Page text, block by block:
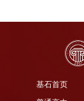
基石首页